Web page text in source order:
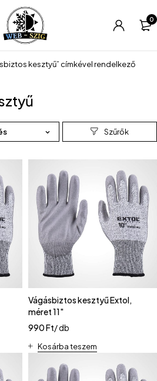
0
kesztyű” címkével rendelkező
Vágásbiztos kesztyű Extol,
méret 11"
990Ft/ db
Kosárba teszem